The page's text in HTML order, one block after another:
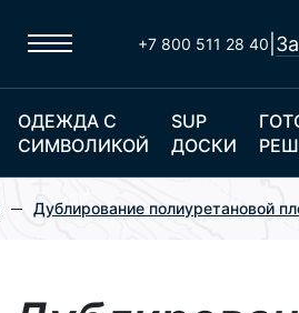
+7 800 511 28 40
ОДЕЖДА С
СИМВОЛИКОЙ
SUP
ДОСКИ
Дублирование полиуретановой